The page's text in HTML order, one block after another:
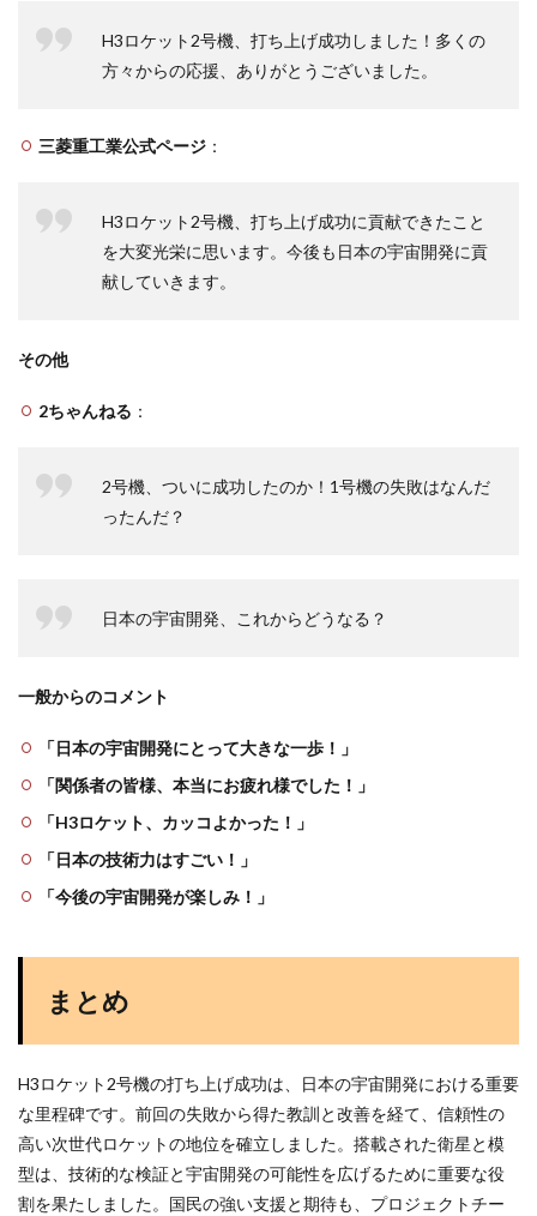
H3ロケット2号機、打ち上げ成功しました！多くの
方々からの応援、ありがとうございました。
三菱重工業公式ページ ：
H3ロケット2号機、打ち上げ成功に貢献できたこと
を大変光栄に思います。今後も日本の宇宙開発に貢
献していきます。
その他
2ちゃんねる ：
2号機、ついに成功したのか！1号機の失敗はなんだ
ったんだ？
日本の宇宙開発、これからどうなる？
一般からのコメント
「日本の宇宙開発にとって大きな一歩！」
「関係者の皆様、本当にお疲れ様でした！」
「H3ロケット、カッコよかった！」
「日本の技術力はすごい！」
「今後の宇宙開発が楽しみ！」
まとめ
H3ロケット2号機の打ち上げ成功は、日本の宇宙開発における重要
な里程碑です。前回の失敗から得た教訓と改善を経て、信頼性の
高い次世代ロケットの地位を確立しました。搭載された衛星と模
型は、技術的な検証と宇宙開発の可能性を広げるために重要な役
割を果たしました。国民の強い支援と期待も、プロジェクトチー